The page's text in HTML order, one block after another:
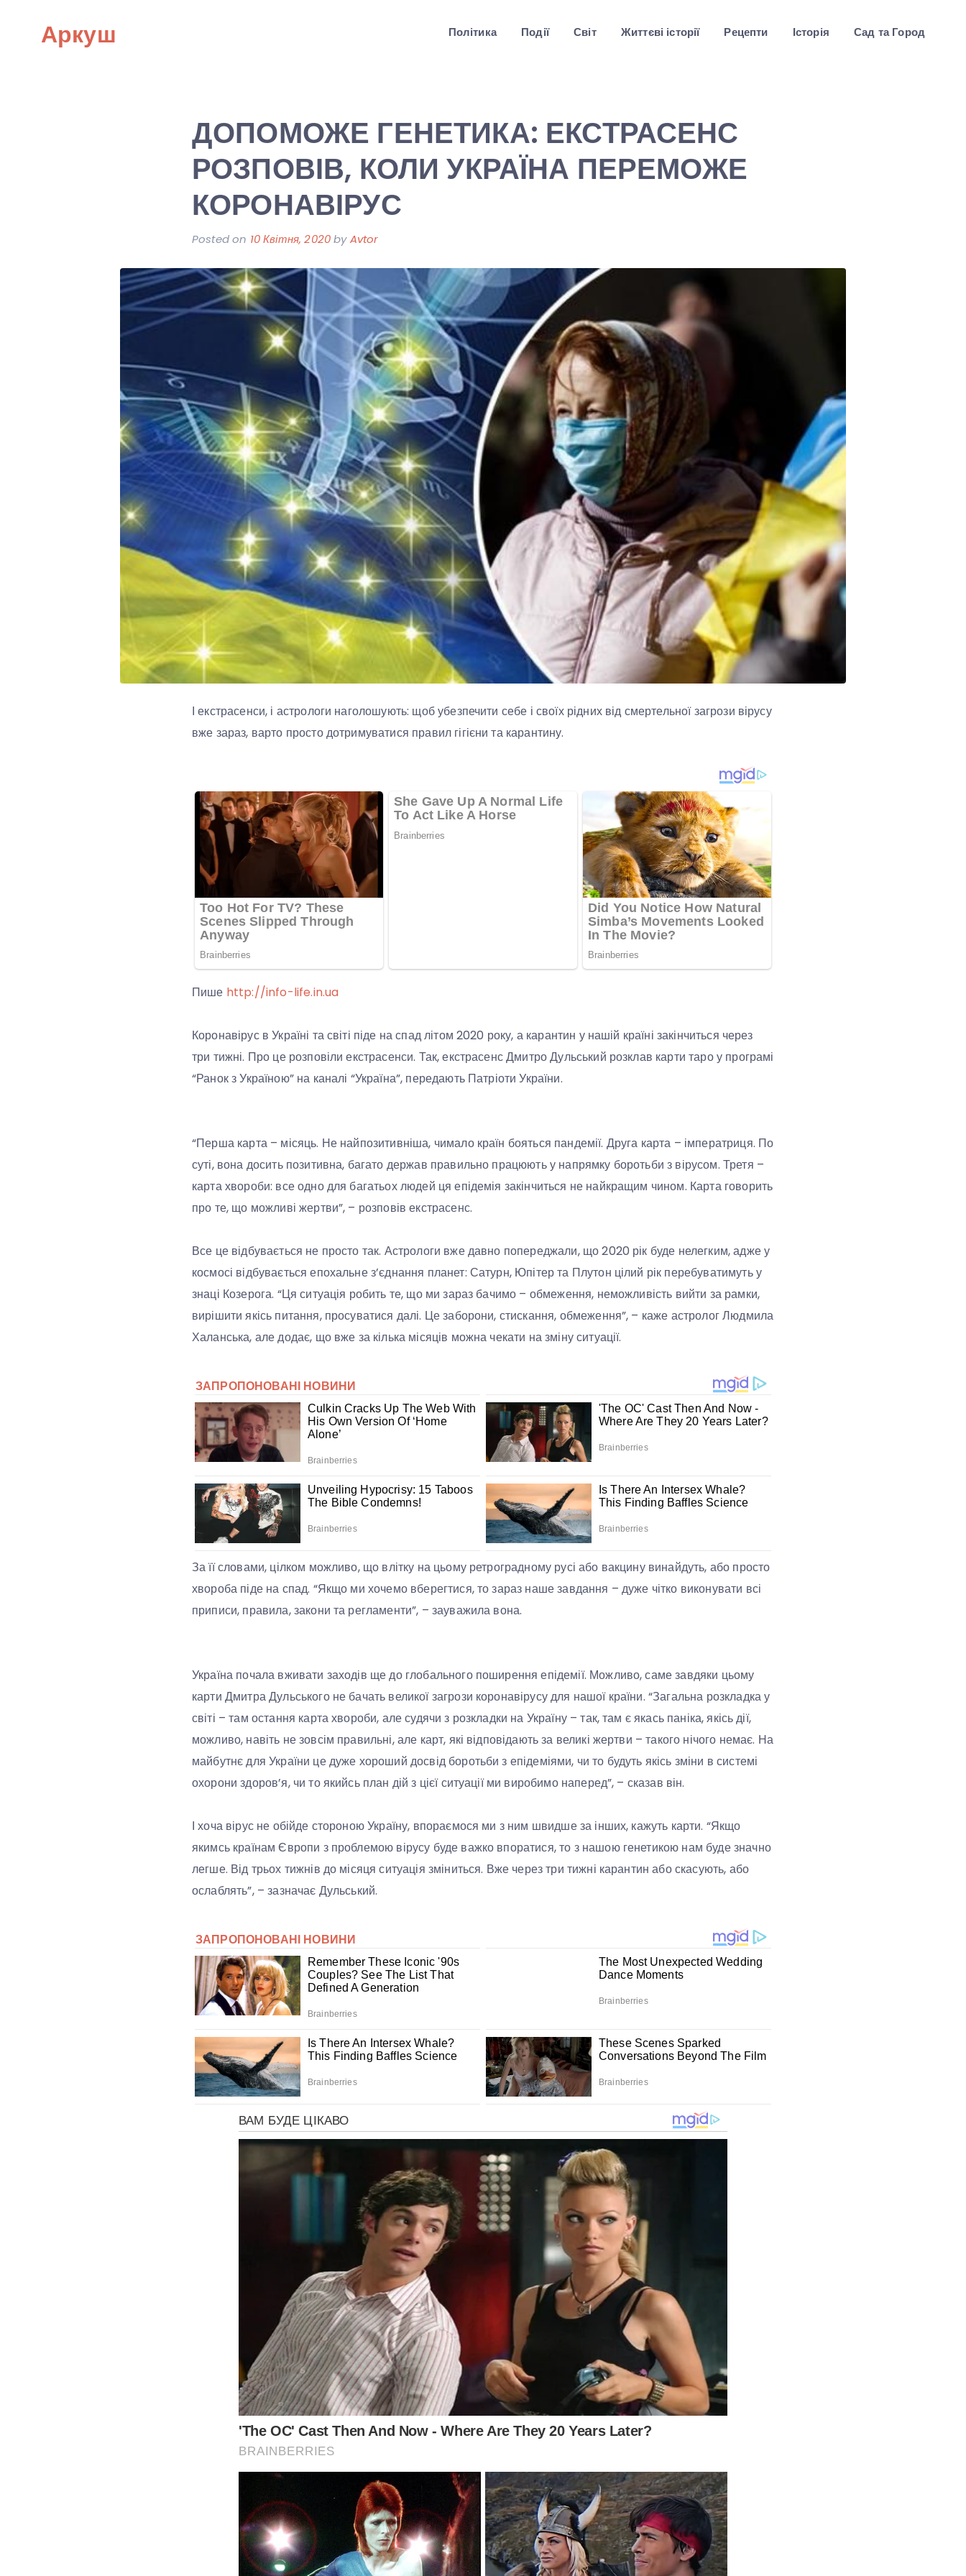
Аркуш Політика Події Світ Життєві історії Рецепти Історія Сад та Город
ДОПОМОЖЕ ГЕНЕТИКА: ЕКСТРАСЕНС
РОЗПОВІВ, КОЛИ УКРАЇНА ПЕРЕМОЖЕ
КОРОНАВІРУС
Posted on 10 Квітня, 2020byAvtor
І екстрасенси, і астрологи наголошують: щоб убезпечити себе і своїх рідних від смертельної загрози вірусу
вже зараз, варто просто дотримуватися правил гігієни та карантину.
Пише http://info-life.in.ua
Коронавірус в Україні та світі піде на спад літом 2020 року, а карантин у нашій країні закінчиться через
три тижні. Про це розповіли екстрасенси. Так, екстрасенс Дмитро Дульський розклав карти таро у програмі
“Ранок з Україною” на каналі “Україна”, передають Патріоти України.
“Перша карта – місяць. Не найпозитивніша, чимало країн бояться пандемії. Друга карта – імператриця. По
суті, вона досить позитивна, багато держав правильно працюють у напрямку боротьби з вірусом. Третя –
карта хвороби: все одно для багатьох людей ця епідемія закінчиться не найкращим чином. Карта говорить
про те, що можливі жертви”, – розповів екстрасенс.
Все це відбувається не просто так. Астрологи вже давно попереджали, що 2020 рік буде нелегким, адже у
космосі відбувається епохальне з’єднання планет: Сатурн, Юпітер та Плутон цілий рік перебуватимуть у
знаці Козерога. “Ця ситуація робить те, що ми зараз бачимо – обмеження, неможливість вийти за рамки,
вирішити якісь питання, просуватися далі. Це заборони, стискання, обмеження”, – каже астролог Людмила
Халанська, але додає, що вже за кілька місяців можна чекати на зміну ситуації.
За її словами, цілком можливо, що влітку на цьому ретроградному русі або вакцину винайдуть, або просто
хвороба піде на спад. “Якщо ми хочемо вберегтися, то зараз наше завдання – дуже чітко виконувати всі
приписи, правила, закони та регламенти”, – зауважила вона.
Україна почала вживати заходів ще до глобального поширення епідемії. Можливо, саме завдяки цьому
карти Дмитра Дульського не бачать великої загрози коронавірусу для нашої країни. “Загальна розкладка у
світі – там остання карта хвороби, але судячи з розкладки на Україну – так, там є якась паніка, якісь дії,
можливо, навіть не зовсім правильні, але карт, які відповідають за великі жертви – такого нічого немає. На
майбутнє для України це дуже хороший досвід боротьби з епідеміями, чи то будуть якісь зміни в системі
охорони здоров’я, чи то якийсь план дій з цієї ситуації ми виробимо наперед”, – сказав він.
І хоча вірус не обійде стороною Україну, впораємося ми з ним швидше за інших, кажуть карти. “Якщо
якимсь країнам Європи з проблемою вірусу буде важко впоратися, то з нашою генетикою нам буде значно
легше. Від трьох тижнів до місяця ситуація зміниться. Вже через три тижні карантин або скасують, або
ослаблять”, – зазначає Дульський.